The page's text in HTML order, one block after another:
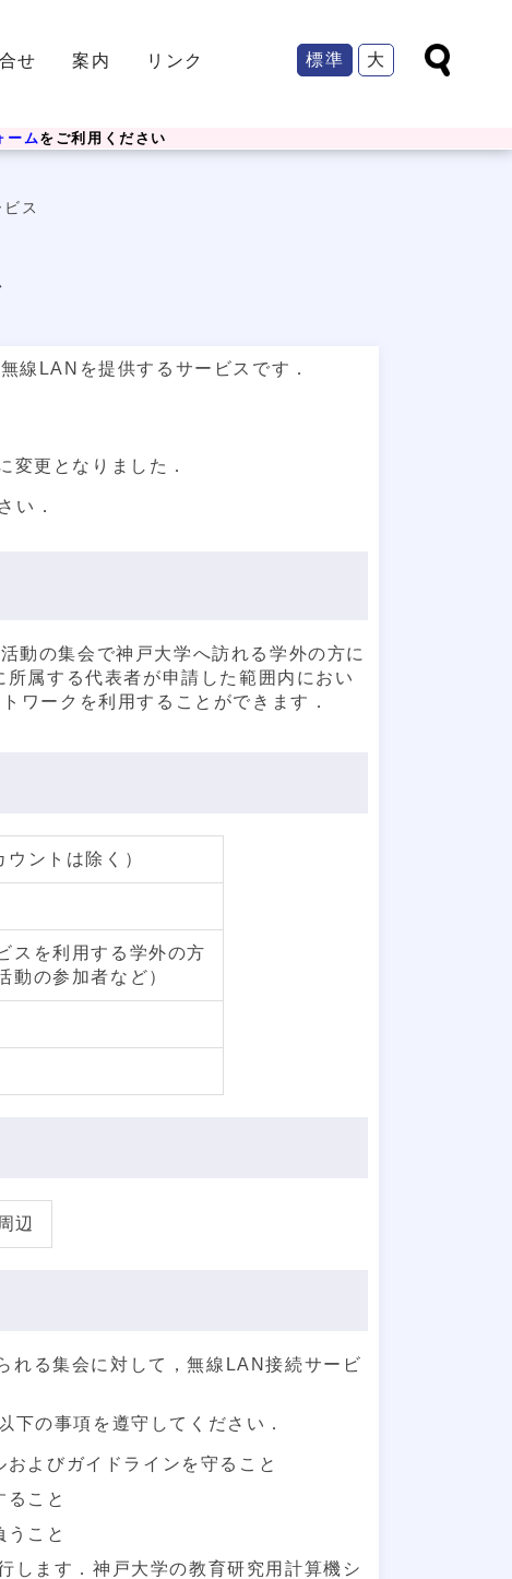
せ 案内 リンク 標準 大
ームをご利用ください
ス
線LANを提供するサービスです．
更となりました．
い．
動の集会で神戸大学へ訪れる学外の方に
属する代表者が申請した範囲内におい
ワークを利用することができます．
ントは除く）
スを利用する学外の方
動の参加者など）
辺
れる集会に対して，無線LAN接続サービ
の事項を遵守してください．
およびガイドラインを守ること
ること
うこと
します．神戸大学の教育研究用計算機シ